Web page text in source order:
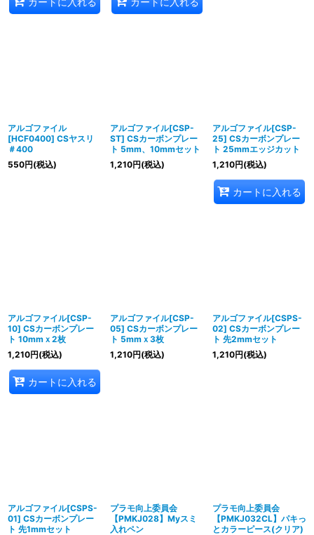
アルゴファイル
[HCF0400] CSヤスリ
＃400
550円(税込)
アルゴファイル[CSP-
ST] CSカーボンプレー
ト 5mm、10mmセット
1,210円(税込)
アルゴファイル[CSP-
25] CSカーボンプレー
ト 25mmエッジカット
1,210円(税込)
カートに入れる
アルゴファイル[CSP-
10] CSカーボンプレー
ト 10mmｘ2枚
1,210円(税込)
カートに入れる
アルゴファイル[CSP-
05] CSカーボンプレー
ト 5mmｘ3枚
1,210円(税込)
アルゴファイル[CSPS-
02] CSカーボンプレー
ト 先2mmセット
1,210円(税込)
アルゴファイル[CSPS-
01] CSカーボンプレー
ト 先1mmセット
プラモ向上委員会
【PMKJ028】Myスミ
入れペン
プラモ向上委員会
【PMKJ032CL】パキっ
とカラーピース(クリア)